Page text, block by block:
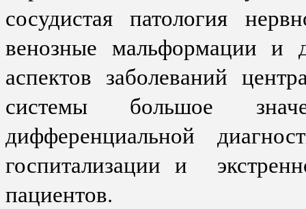
сосудистая патология
венозные мальформации и
аспектов заболеваний
системы большое
дифференциальной
госпитализации и
пациентов.